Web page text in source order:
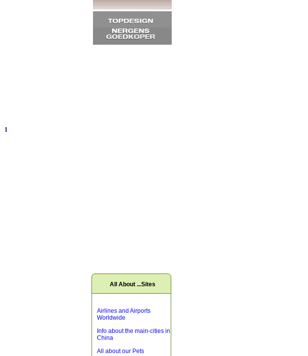
1
All About ...Sites
Airlines and Airports
Worldwide
Info about the main-cities in
China
All about our Pets